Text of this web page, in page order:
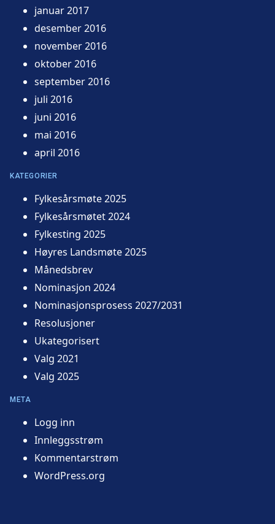
januar 2017
desember 2016
november 2016
oktober 2016
september 2016
juli 2016
juni 2016
mai 2016
april 2016
KATEGORIER
Fylkesårsmøte 2025
Fylkesårsmøtet 2024
Fylkesting 2025
Høyres Landsmøte 2025
Månedsbrev
Nominasjon 2024
Nominasjonsprosess 2027/2031
Resolusjoner
Ukategorisert
Valg 2021
Valg 2025
META
Logg inn
Innleggsstrøm
Kommentarstrøm
WordPress.org